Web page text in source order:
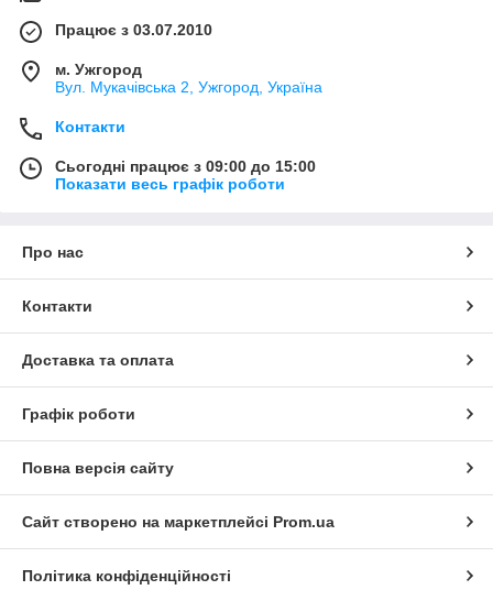
Працює з 03.07.2010
м. Ужгород
Вул. Мукачівська 2, Ужгород, Україна
Контакти
Сьогодні працює з 09:00 до 15:00
Показати весь графік роботи
Про нас
Контакти
Доставка та оплата
Графік роботи
Повна версія сайту
Сайт створено на маркетплейсі Prom.ua
Політика конфіденційності